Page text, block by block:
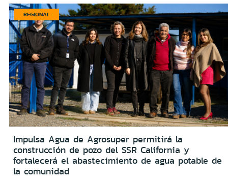
REGIONAL
Impulsa Agua de Agrosuper permitirá la
construcción de pozo del SSR California y
fortalecerá el abastecimiento de agua potable de
la comunidad